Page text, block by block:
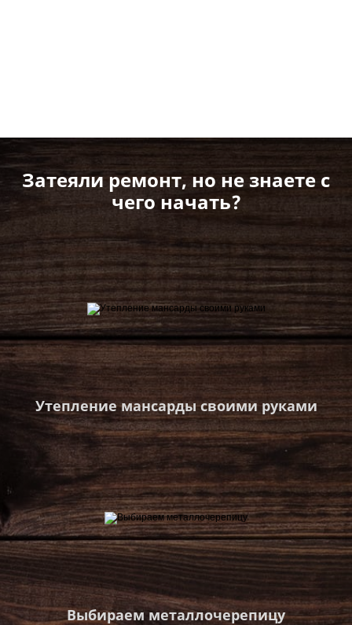
Затеяли ремонт, но не знаете с
чего начать?
Утепление мансарды своими руками
Выбираем металлочерепицу